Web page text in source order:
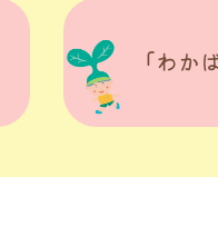
「わか